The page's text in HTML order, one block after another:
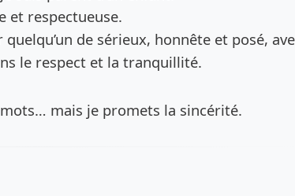
et respectueuse.
de sérieux, honnête et posé,
le respect et la tranquillité.
mais je promets la sincérité.